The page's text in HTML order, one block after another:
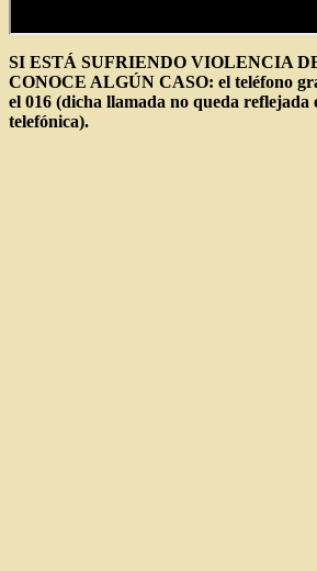
SI ESTÁ SUFRIENDO VIOLENCIA
CONOCE ALGÚN CASO: el teléfono
el 016 (dicha llamada no queda reflejada
telefónica).